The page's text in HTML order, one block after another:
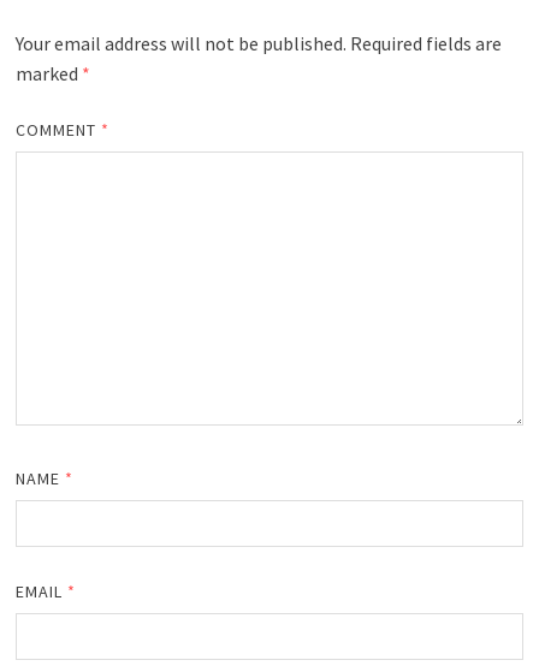
Your email address will not be published. Required fields are
marked *
COMMENT *
NAME *
EMAIL *